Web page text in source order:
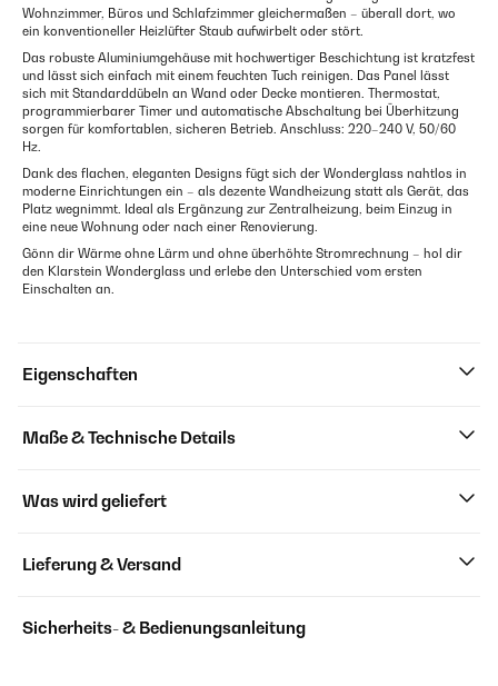
Wohnzimmer, Büros und Schlafzimmer gleichermaßen – überall dort, wo
ein konventioneller Heizlüfter Staub aufwirbelt oder stört.
Das robuste Aluminiumgehäuse mit hochwertiger Beschichtung ist kratzfest
und lässt sich einfach mit einem feuchten Tuch reinigen. Das Panel lässt
sich mit Standarddübeln an Wand oder Decke montieren. Thermostat,
programmierbarer Timer und automatische Abschaltung bei Überhitzung
sorgen für komfortablen, sicheren Betrieb. Anschluss: 220–240 V, 50/60
Hz.
Dank des flachen, eleganten Designs fügt sich der Wonderglass nahtlos in
moderne Einrichtungen ein – als dezente Wandheizung statt als Gerät, das
Platz wegnimmt. Ideal als Ergänzung zur Zentralheizung, beim Einzug in
eine neue Wohnung oder nach einer Renovierung.
Gönn dir Wärme ohne Lärm und ohne überhöhte Stromrechnung – hol dir
den Klarstein Wonderglass und erlebe den Unterschied vom ersten
Einschalten an.
Eigenschaften
Maße & Technische Details
Was wird geliefert
Lieferung & Versand
Sicherheits- & Bedienungsanleitung